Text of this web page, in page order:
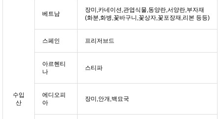
수입
산
베트남
장미,카네이션,관엽식물,동양란,서양란,부자재
(화분,화병,꽃바구니,꽃상자,꽃포장재,리본 등등)
스페인 프리저브드
아르헨티
나
스티파
에디오피
아
장미,안개,백묘국